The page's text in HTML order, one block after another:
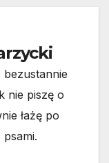
bezustannie
nie piszę o
łażę po
psami.